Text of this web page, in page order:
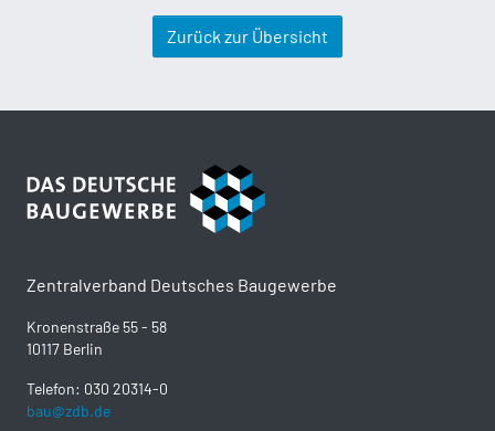
Zurück zur Übersicht
Zentralverband Deutsches Baugewerbe
Kronenstraße 55 - 58
10117 Berlin
Telefon: 030 20314-0
bau@zdb.de